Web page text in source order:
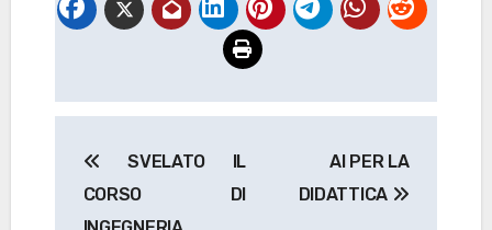
articoli
SVELATO IL
CORSO DI
AI PER LA
DIDATTICA